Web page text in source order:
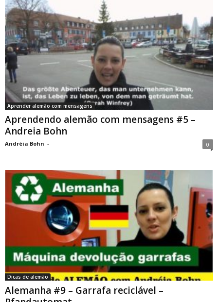
Aprender alemão com mensagens
Aprendendo alemão com mensagens #5 –
Andreia Bohn
Andréia Bohn - 0
Dicas de alemão
Alemanha #9 – Garrafa reciclável –